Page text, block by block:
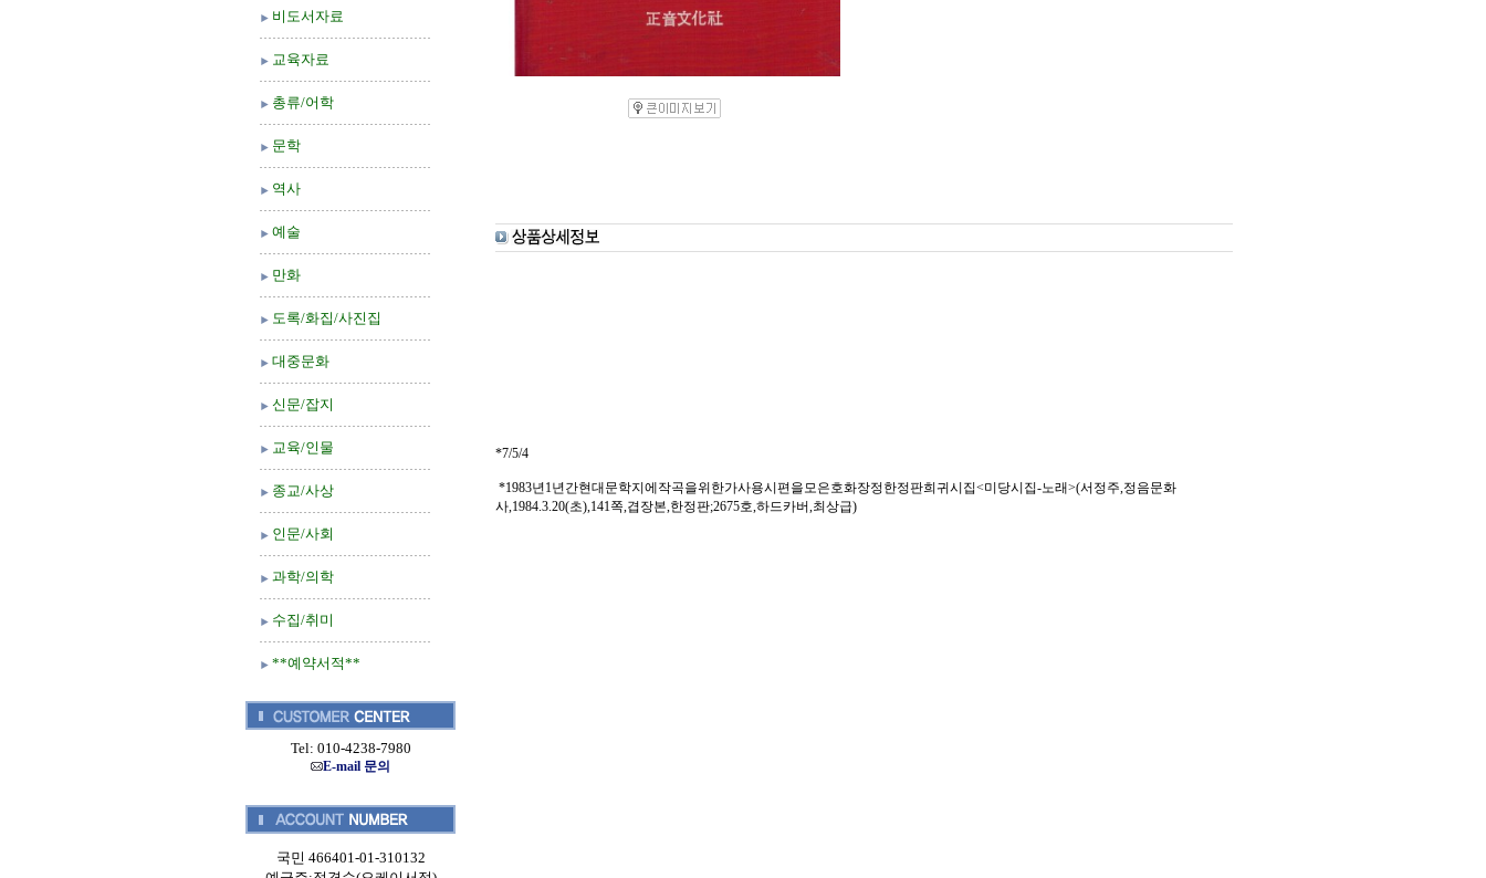
비도서자료
교육자료
총류/어학
문학
역사
예술
만화
도록/화집/사진집
대중문화
신문/잡지
교육/인물
종교/사상
인문/사회
과학/의학
수집/취미
**예약서적**
Tel: 010-4238-7980
E-mail 문의
국민 466401-01-310132
*7/5/4
*1983년1년간현대문학지에작곡을위한가사용시편을모은호화장정한정판희귀시집<미당시집-노래>(서정주,정음문화
사,1984.3.20(초),141쪽,겹장본,한정판;2675호,하드카버,최상급)